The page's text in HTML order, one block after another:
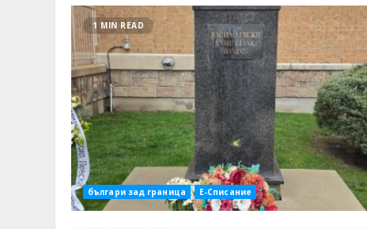
1 MIN READ
българи зад граница Е-Списание